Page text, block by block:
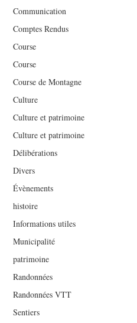
Communication
Comptes Rendus
Course
Course
Course de Montagne
Culture
Culture et patrimoine
Culture et patrimoine
Délibérations
Divers
Évènements
histoire
Informations utiles
Municipalité
patrimoine
Randonnées
Randonnées VTT
Sentiers